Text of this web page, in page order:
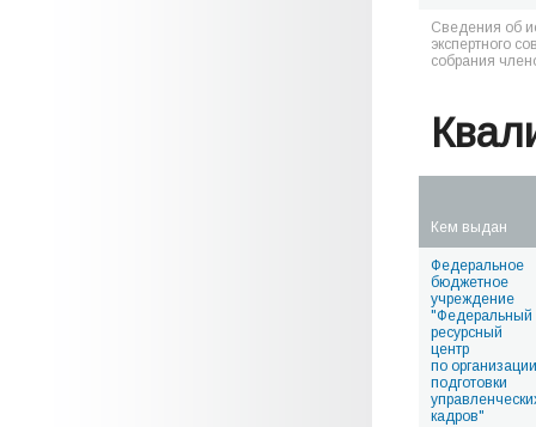
Сведения об
экспертного
собрания
Кем выдан
Федеральное
бюджетное
учреждение
"Федеральный
ресурсный
центр
по организации
подготовки
кадров"